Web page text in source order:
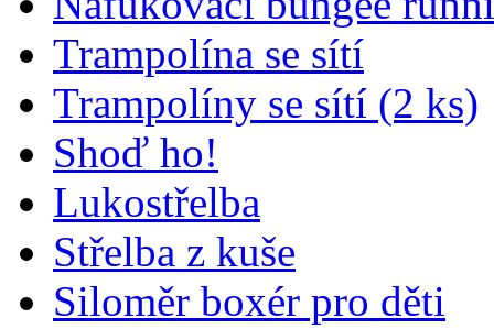
Trampolína se sítí
Trampolíny se sítí (2 ks)
Shoď ho!
Lukostřelba
Střelba z kuše
Siloměr boxér pro děti